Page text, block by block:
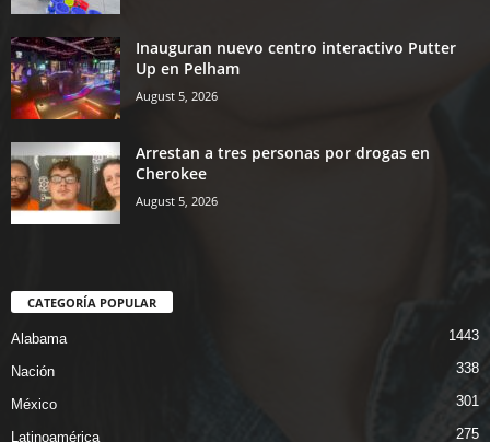
Inauguran nuevo centro interactivo Putter
Up en Pelham
August 5, 2026
Arrestan a tres personas por drogas en
Cherokee
August 5, 2026
CATEGORÍA POPULAR
Alabama 1443
Nación 338
México 301
Latinoamérica 275